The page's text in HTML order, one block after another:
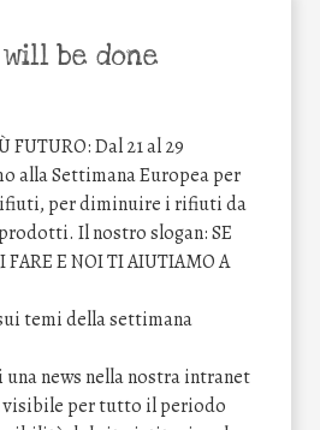
will be done
FUTURO: Dal 21 al 29
alla Settimana Europea per
per diminuire i rifiuti da
Il nostro slogan: SE
FARE E NOI TI AIUTIAMO A
temi della settimana
news nella nostra intranet
visibile per tutto il periodo